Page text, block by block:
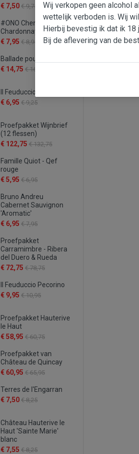
€ 7,50 € 9,75
#ONO Chenin -
Chardonnay
€ 7,95 € 8,95
Ballade pour Mistral
€ 14,75 € 16,95
Il Feuduccio rosato
€ 6,95 € 9,25
Proefpakket Wijnbrief
(12 flessen)
€ 122,75 € 132,75
Famille Quiot - Qef
rouge
€ 5,95 € 6,95
Bruno Andreu
Cabernet Sauvignon
'Aromatic'
€ 6,95 € 7,95
Proefpakket
Carramimbre - Ribera
del Duero & Rueda
€ 72,75 € 78,75
Il Feuduccio Pecorino
€ 9,95 € 10,95
Proefpakket Hauterive
le Haut
€ 58,95 € 60,75
Proefpakket van
Château de Quincay
€ 60,95 € 65,95
Terres de l'Engarran
€ 7,50 € 8,25
Château Hauterive le
Haut 'Sainte Marie'
blanc
€ 7,55 € 8,25
Wij verkopen geen alcohol
wettelijk verboden is. Wij
Hierbij bevestig ik dat ik 18
Bij de aflevering van de